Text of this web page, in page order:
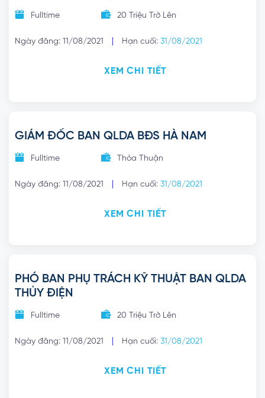
Fulltime 20 Triệu Trở Lên
Ngày đăng: 11/08/2021 | Hạn cuối: 31/08/2021
XEM CHI TIẾT
GIÁM ĐỐC BAN QLDA BĐS HÀ NAM
Fulltime Thỏa Thuận
Ngày đăng: 11/08/2021 | Hạn cuối: 31/08/2021
XEM CHI TIẾT
PHÓ BAN PHỤ TRÁCH KỸ THUẬT BAN QLDA
THỦY ĐIỆN
Fulltime 20 Triệu Trở Lên
Ngày đăng: 11/08/2021 | Hạn cuối: 31/08/2021
XEM CHI TIẾT